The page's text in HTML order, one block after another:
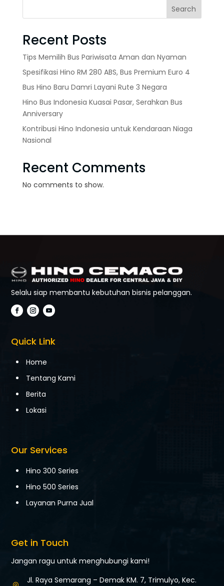
Search
Recent Posts
Tips Memilih Bus Pariwisata Aman dan Nyaman
Spesifikasi Hino RM 280 ABS, Bus Premium Euro 4
Bus Hino Baru Damri Layani Rute 3 Negara
Hino Bus Indonesia Kuasai Pasar, Serahkan Bus
Anniversary
Kontribusi Hino Indonesia untuk Kendaraan Niaga
Nasional
Recent Comments
No comments to show.
Selalu siap membantu kebutuhan bisnis pelanggan.
Quick Link
Home
Tentang Kami
Berita
Lokasi
Our Services
Hino 300 Series
Hino 500 Series
Layanan Purna Jual
Get in Touch
Jangan ragu untuk menghubungi kami!
Jl. Raya Semarang – Demak KM. 7, Trimulyo, Kec.